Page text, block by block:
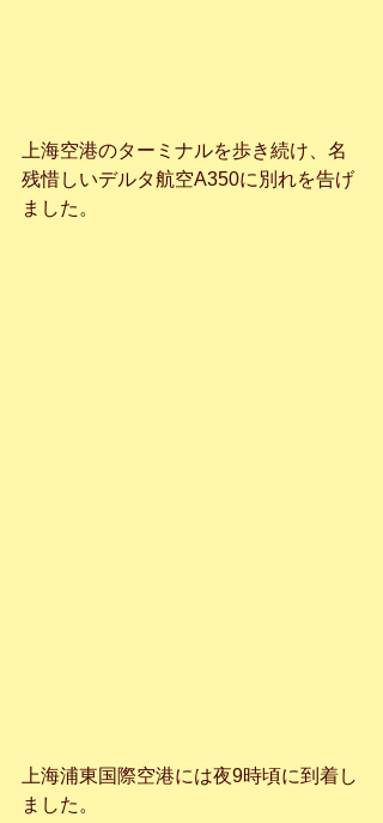
上海空港のターミナルを歩き続け、名
残惜しいデルタ航空A350に別れを告げ
ました。
上海浦東国際空港には夜9時頃に到着し
ました。